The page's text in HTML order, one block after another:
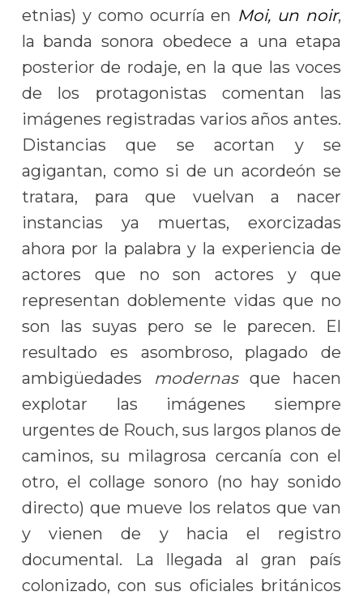
etnias) y como ocurría en Moi, un noir,
la banda sonora obedece a una etapa
posterior de rodaje, en la que las voces
de los protagonistas comentan las
imágenes registradas varios años antes.
Distancias que se acortan y se
agigantan, como si de un acordeón se
tratara, para que vuelvan a nacer
instancias ya muertas, exorcizadas
ahora por la palabra y la experiencia de
actores que no son actores y que
representan doblemente vidas que no
son las suyas pero se le parecen. El
resultado es asombroso, plagado de
ambigüedades modernasque hacen
explotar las imágenes siempre
urgentes de Rouch, sus largos planos de
caminos, su milagrosa cercanía con el
otro, el collage sonoro (no hay sonido
directo) que mueve los relatos que van
y vienen de y hacia el registro
documental. La llegada al gran país
colonizado, con sus oficiales británicos